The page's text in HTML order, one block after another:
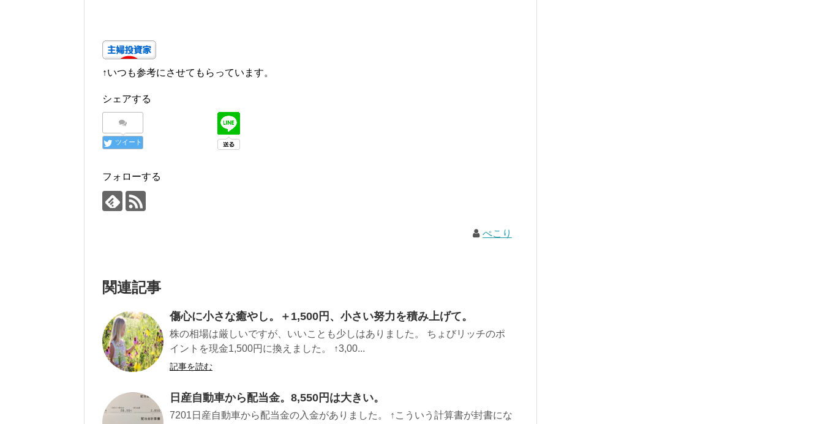
↑いつも参考にさせてもらっています。
シェアする
ツイート
フォローする
ぺこり
関連記事
傷心に小さな癒やし。＋1,500円、小さい努力を積み上げて。
株の相場は厳しいですが、いいことも少しはありました。 ちょびリッチのポ
イントを現金1,500円に換えました。 ↑3,00...
記事を読む
日産自動車から配当金。8,550円は大きい。
7201日産自動車から配当金の入金がありました。 ↑こういう計算書が封書にな